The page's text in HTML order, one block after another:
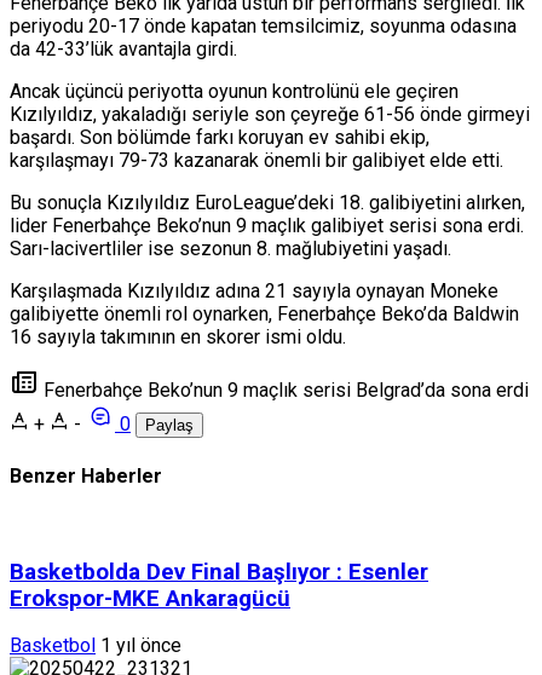
periyodu 20-17 önde kapatan temsilcimiz, soyunma odasına
da 42-33’lük avantajla girdi.
Ancak üçüncü periyotta oyunun kontrolünü ele geçiren
Kızılyıldız, yakaladığı seriyle son çeyreğe 61-56 önde girmeyi
başardı. Son bölümde farkı koruyan ev sahibi ekip,
karşılaşmayı 79-73 kazanarak önemli bir galibiyet elde etti.
Bu sonuçla Kızılyıldız EuroLeague’deki 18. galibiyetini alırken,
lider Fenerbahçe Beko’nun 9 maçlık galibiyet serisi sona erdi.
Sarı-lacivertliler ise sezonun 8. mağlubiyetini yaşadı.
Karşılaşmada Kızılyıldız adına 21 sayıyla oynayan Moneke
galibiyette önemli rol oynarken, Fenerbahçe Beko’da Baldwin
16 sayıyla takımının en skorer ismi oldu.
Fenerbahçe Beko’nun 9 maçlık serisi Belgrad’da sona erdi
+
- 0 Paylaş
Benzer Haberler
Basketbolda Dev Final Başlıyor : Esenler
Erokspor-MKE Ankaragücü
Basketbol 1 yıl önce